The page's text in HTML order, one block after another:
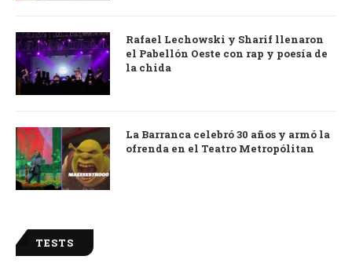
Rafael Lechowski y Sharif llenaron
el Pabellón Oeste con rap y poesía de
la chida
La Barranca celebró 30 años y armó la
ofrenda en el Teatro Metropólitan
TESTS